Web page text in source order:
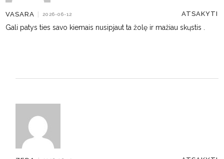
VASARA | 2026-06-12 ATSAKYTI
Gali patys ties savo kiemais nusipjaut ta žolę ir mažiau skųstis .